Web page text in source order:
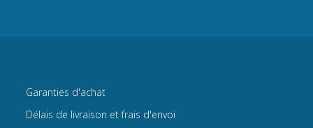
Garanties d'achat
Délais de livraison et frais d'envoi